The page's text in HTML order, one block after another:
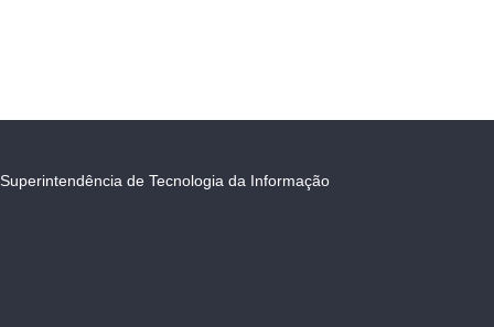
Superintendência de Tecnologia da Informação